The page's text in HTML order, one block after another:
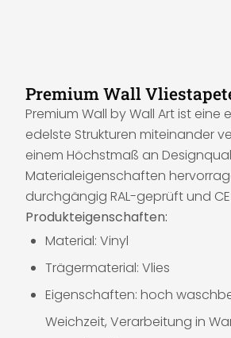
Premium Wall
Premium Wall by Wall Art ist
edelste Strukturen miteinander
einem Höchstmaß an
Materialeigenschaften
durchgängig RAL-geprüft und
Produkteigenschaften:
Material: Vinyl
Trägermaterial: Vlies
Eigenschaften: hoch
Weichzeit, Verarbeitung in